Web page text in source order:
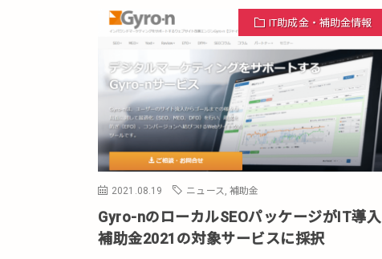
IT助成金・補助金情報
2021.08.19 ニュース, 補助金
Gyro-nのローカルSEOパッケージがIT導入
補助金2021の対象サービスに採択